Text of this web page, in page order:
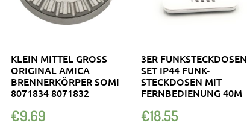
KLEIN MITTEL GROSS O
RIGINAL AMICA B
RENNERKÖRPER SOMI 8
071834 8071832 8
071833
€9.69
3ER FUNKSTECKDOSEN
SET IP44 FUNK-
STECKDOSEN MIT
FERNBEDIENUNG 40M
STECKDOSE NEU
€18.55